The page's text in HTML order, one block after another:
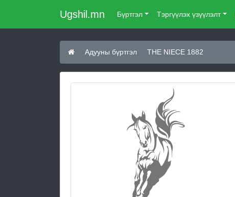
Ugshil.mn Бүртгэл Тэргүүлэх үзүүлэлт
Адууны бүртгэл THE NIECE 1882